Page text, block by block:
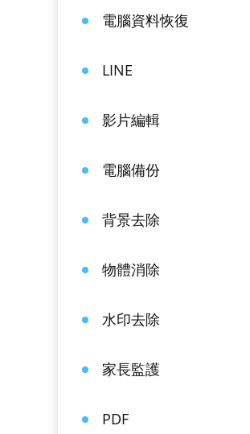
電腦資料恢復
LINE
影片編輯
電腦備份
背景去除
物體消除
水印去除
家長監護
PDF